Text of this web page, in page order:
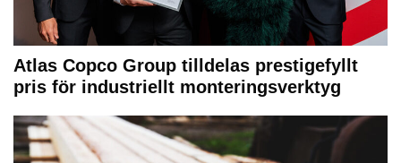
Atlas Copco Group tilldelas prestigefyllt
pris för industriellt monteringsverktyg